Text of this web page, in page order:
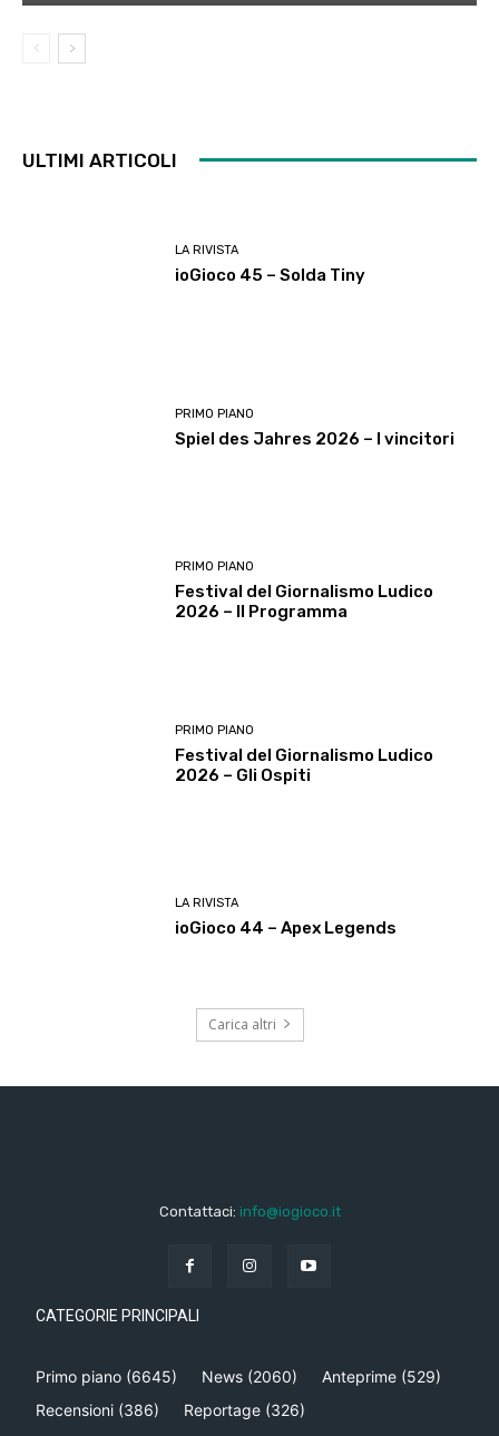
ULTIMI ARTICOLI
LA RIVISTA
ioGioco 45 – Solda Tiny
PRIMO PIANO
Spiel des Jahres 2026 – I vincitori
PRIMO PIANO
Festival del Giornalismo Ludico
2026 – Il Programma
PRIMO PIANO
Festival del Giornalismo Ludico
2026 – Gli Ospiti
LA RIVISTA
ioGioco 44 – Apex Legends
Carica altri
Contattaci: info@iogioco.it
CATEGORIE PRINCIPALI
Primo piano (6645) News (2060) Anteprime (529)
Recensioni (386) Reportage (326)